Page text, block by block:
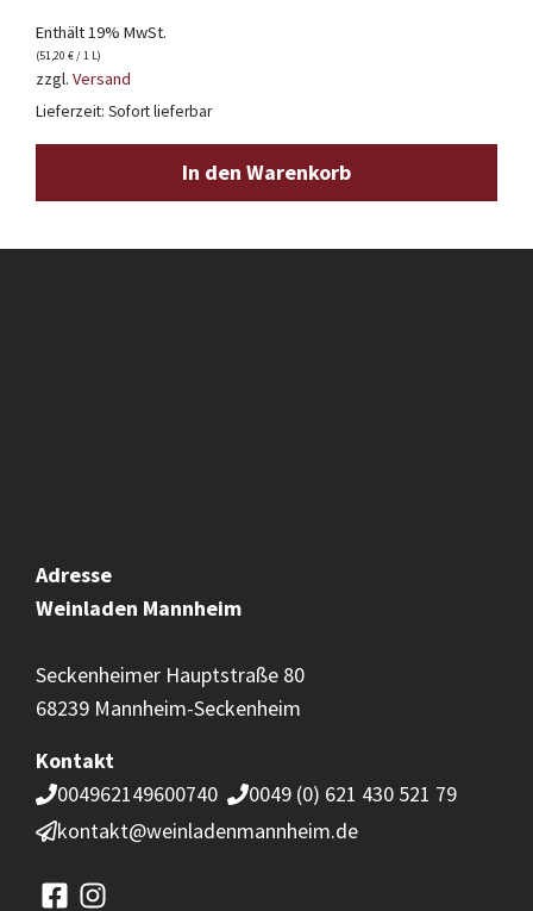
Enthält 19% MwSt.
(51,20 €/ 1 L)
zzgl. Versand
Lieferzeit: Sofort lieferbar
In den Warenkorb
Adresse
Weinladen Mannheim
Seckenheimer Hauptstraße 80
68239 Mannheim-Seckenheim
Kontakt
004962149600740
0049 (0) 621 430 521 79
kontakt@weinladenmannheim.de